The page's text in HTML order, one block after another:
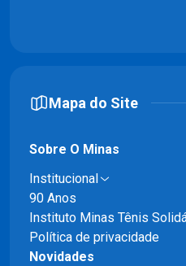
Mapa do Site
Sobre O Minas
Institucional
90 Anos
Instituto Minas Tênis
Política de privacidade
Novidades